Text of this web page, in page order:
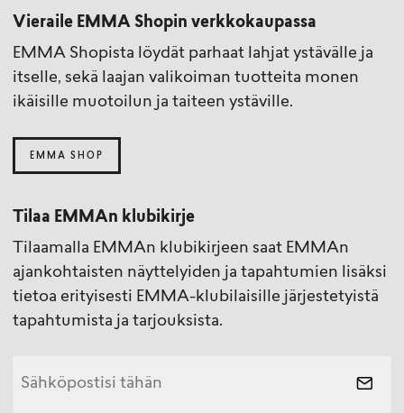
Vieraile EMMA Shopin verkkokaupassa
EMMA Shopista löydät parhaat lahjat ystävälle ja
itselle, sekä laajan valikoiman tuotteita monen
ikäisille muotoilun ja taiteen ystäville.
EMMA SHOP
Tilaa EMMAn klubikirje
Tilaamalla EMMAn klubikirjeen saat EMMAn
ajankohtaisten näyttelyiden ja tapahtumien lisäksi
tietoa erityisesti EMMA-klubilaisille järjestetyistä
tapahtumista ja tarjouksista.